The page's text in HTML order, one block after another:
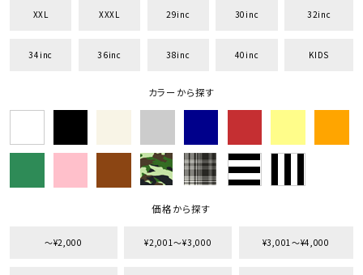
XXL XXXL 29inc 30inc 32inc
34inc 36inc 38inc 40inc KIDS
カラーから探す
価格から探す
〜¥2,000 ¥2,001〜¥3,000 ¥3,001〜¥4,000